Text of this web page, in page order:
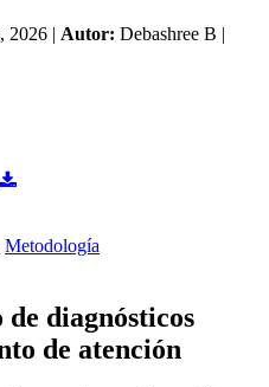
2026 | Autor: Debashree B |
Metodología
diagnósticos
de atención